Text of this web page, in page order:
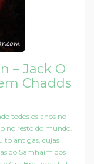
– Jack O
Chadds
todos os anos no
no resto do mundo.
antigas, cujas
do Samhaim dos